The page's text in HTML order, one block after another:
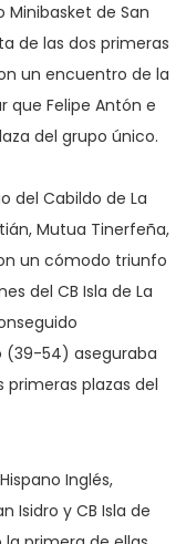
de San
de las dos primeras
un encuentro de la
que Felipe Antón e
del grupo único.
del Cabildo de La
Mutua Tinerfeña,
un cómodo triunfo
del CB Isla de La
(39-54) aseguraba
primeras plazas del
Inglés,
Isidro y CB Isla de